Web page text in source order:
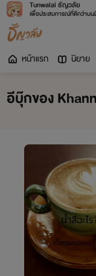
Tunwalai ธัญวลัย
เพื่อประสบการณ์ที่ดีกว่าบ
หน้าแรก นิยาย
อีบุ๊กของ